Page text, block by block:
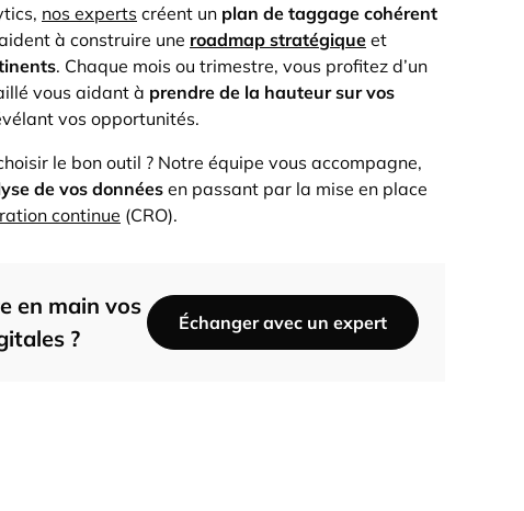
nos experts créent un plan de taggage cohérent
à construire une roadmap stratégique et
. Chaque mois ou trimestre, vous profitez d’un
vous aidant à prendre de la hauteur sur vos
vos opportunités.
le bon outil ? Notre équipe vous accompagne,
de vos données en passant par la mise en place
continue (CRO).
en main vos
?
Échanger avec un expert